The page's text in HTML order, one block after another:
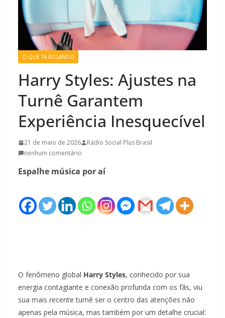
O QUE TA ROLANDO
Harry Styles: Ajustes na
Turnê Garantem
Experiência Inesquecível
21 de maio de 2026
Rádio Social Plus Brasil
nenhum comentário
Espalhe música por aí
O fenômeno global Harry Styles, conhecido por sua
energia contagiante e conexão profunda com os fãs, viu
sua mais recente turnê ser o centro das atenções não
apenas pela música, mas também por um detalhe crucial: